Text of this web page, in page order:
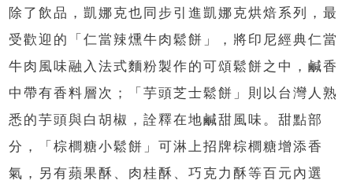
除了飲品，凱娜克也同步引進凱娜克烘焙系列，最
受歡迎的「仁當辣燻牛肉鬆餅」，將印尼經典仁當
牛肉風味融入法式麵粉製作的可頌鬆餅之中，鹹香
中帶有香料層次；「芋頭芝士鬆餅」則以台灣人熟
悉的芋頭與白胡椒，詮釋在地鹹甜風味。甜點部
分，「棕櫚糖小鬆餅」可淋上招牌棕櫚糖增添香
氣，另有蘋果酥、肉桂酥、巧克力酥等百元內選